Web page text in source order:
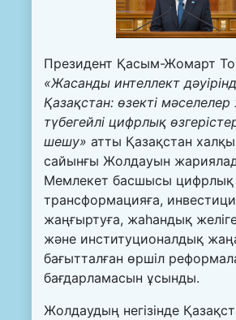
Президент Қасым-Жомарт
«Жасанды интеллект
Қазақстан: өзекті
түбегейлі цифрлық
шешу» атты Қазақстан
сайынғы Жолдауын
Мемлекет басшысы цифрлық
трансформацияға,
жаңғыртуға, жаһандық
және институционалдық
бағытталған өршіл
бағдарламасын ұсынды.
Жолдаудың негізінде